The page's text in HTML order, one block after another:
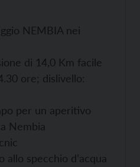
NEMBIA nei
di 14,0 Km facile
ore; dislivello:
per un aperitivo
Nembia
allo specchio d’acqua